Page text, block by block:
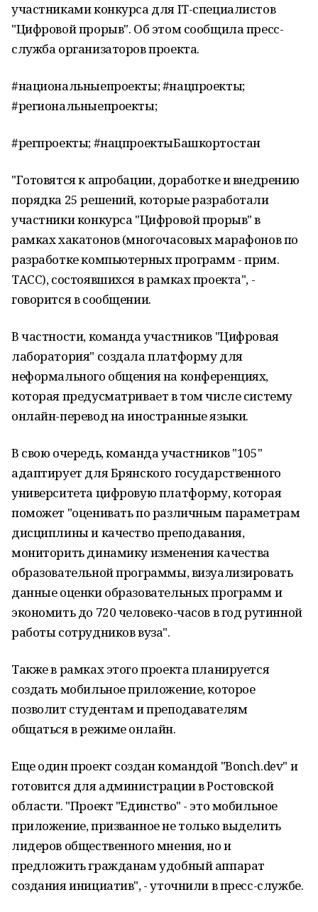
участниками конкурса для IT-специалистов
"Цифровой прорыв". Об этом сообщила пресс-
служба организаторов проекта.
#национальныепроекты; #нацпроекты;
#региональныепроекты;
#регпроекты; #нацпроектыБашкортостан
"Готовятся к апробации, доработке и внедрению
порядка 25 решений, которые разработали
участники конкурса "Цифровой прорыв" в
рамках хакатонов (многочасовых марафонов по
разработке компьютерных программ - прим.
ТАСС), состоявшихся в рамках проекта", -
говорится в сообщении.
В частности, команда участников "Цифровая
лаборатория" создала платформу для
неформального общения на конференциях,
которая предусматривает в том числе систему
онлайн-перевод на иностранные языки.
В свою очередь, команда участников "105"
адаптирует для Брянского государственного
университета цифровую платформу, которая
поможет "оценивать по различным параметрам
дисциплины и качество преподавания,
мониторить динамику изменения качества
образовательной программы, визуализировать
данные оценки образовательных программ и
экономить до 720 человеко-часов в год рутинной
работы сотрудников вуза".
Также в рамках этого проекта планируется
создать мобильное приложение, которое
позволит студентам и преподавателям
общаться в режиме онлайн.
Еще один проект создан командой "Bonch.dev" и
готовится для администрации в Ростовской
области. "Проект "Единство" - это мобильное
приложение, призванное не только выделить
лидеров общественного мнения, но и
предложить гражданам удобный аппарат
создания инициатив", - уточнили в пресс-службе.